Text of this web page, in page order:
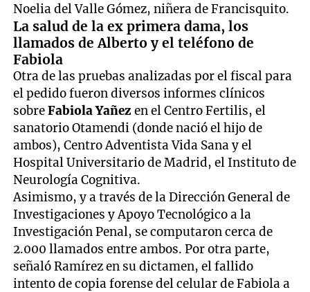
Noelia del Valle Gómez, niñera de Francisquito.
La salud de la ex primera dama, los
llamados de Alberto y el teléfono de
Fabiola
Otra de las pruebas analizadas por el fiscal para
el pedido fueron diversos informes clínicos
sobreFabiola Yañez en el Centro Fertilis, el
sanatorio Otamendi (donde nació el hijo de
ambos), Centro Adventista Vida Sana y el
Hospital Universitario de Madrid, el Instituto de
Neurología Cognitiva.
Asimismo, y a través de la Dirección General de
Investigaciones y Apoyo Tecnológico a la
Investigación Penal, se computaron cerca de
2.000 llamados entre ambos. Por otra parte,
señaló Ramírez en su dictamen, el fallido
intento de copia forense del celular de Fabiola a